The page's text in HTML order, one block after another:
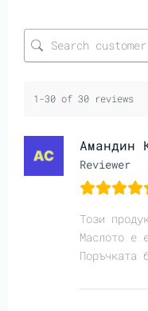
1-30 of 30 reviews
Амандин
Reviewer
Този
Маслото е
Поръчката